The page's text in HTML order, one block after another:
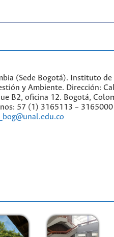
(Sede Bogotá). Instituto de
y Ambiente. Dirección:
B2, oficina 12. Bogotá,
57 (1) 3165113 –